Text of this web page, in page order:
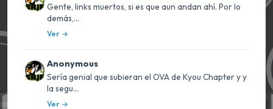
Gente, links muertos, si es que aun andan ahí. Por lo
demás,...
Ver
Anonymous
Sería genial que subieran el OVA de Kyou Chapter y y
la segu...
Ver